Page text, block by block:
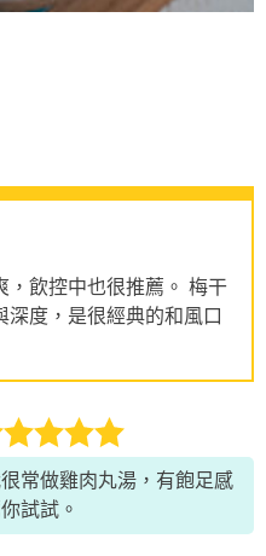
，飲控中也很推薦。 梅干
深度，是很經典的和風口
常做雞肉丸湯，有飽足感
試試。